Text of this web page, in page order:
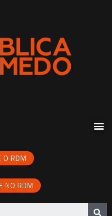
O RDM
NO RDM